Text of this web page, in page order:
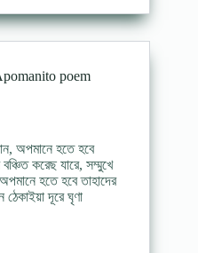
Apomanito poem
অপমানে হতে হবে
করেছ যারে, সম্মুখে
হতে হবে তাহাদের
দূরে ঘৃণা